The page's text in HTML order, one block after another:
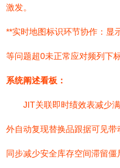
激发。
**实时地图标识环节协作：显
等问题超0未正常应对频列下
系统阐述看板：
JIT关联即时绩效表减少
外自动复现替换品跟据可见
同步减少安全库存空间滞留